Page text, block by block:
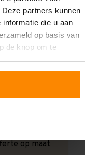
partners kunnen
die u aan
op basis van
de knop om te
op maat